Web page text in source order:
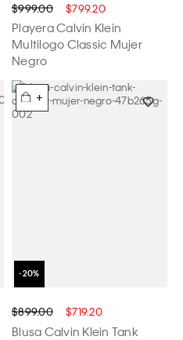
$999.00 $799.20
Playera Calvin Klein
Multilogo Classic Mujer
Negro
+
$899.00 $719.20
Blusa Calvin Klein Tank